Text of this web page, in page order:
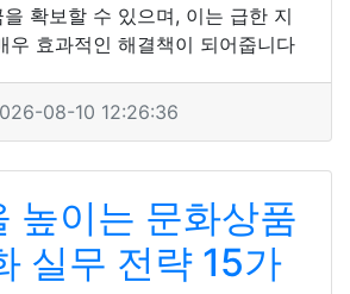
확보할 수 있으며, 이는 급한 지
우 효과적인 해결책이 되어줍니다
08-10 12:26:36
높이는 문화상품
실무 전략 15가